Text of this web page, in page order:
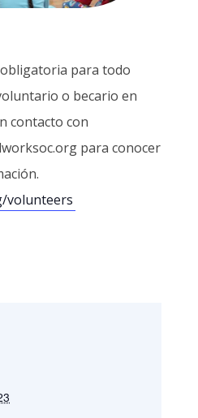
para todo
o becario en
contacto con
para conocer
volunteers